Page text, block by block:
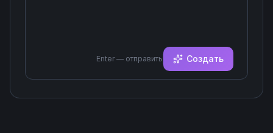
Enter — отправить Создать